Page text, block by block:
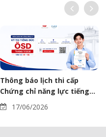
Thông báo lịch thi cấp
Chứng chỉ năng lực tiếng
Đức ÖSD tháng 07/2026
17/06/2026